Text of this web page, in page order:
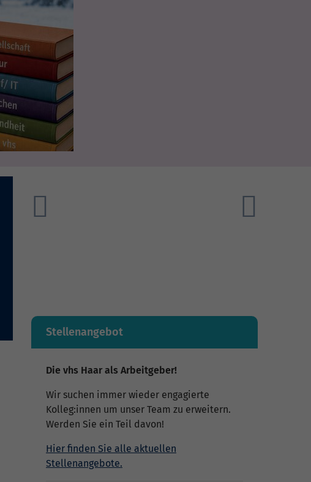
Stellenangebot
Die vhs Haar als Arbeitgeber!
Wir suchen immer wieder engagierte
Kolleg:innen um unser Team zu erweitern.
Werden Sie ein Teil davon!
Hier finden Sie alle aktuellen
Stellenangebote.